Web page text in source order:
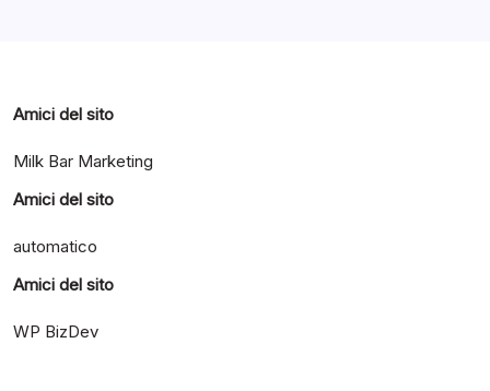
Amici del sito
Milk Bar Marketing
Amici del sito
automatico
Amici del sito
WP BizDev